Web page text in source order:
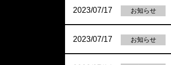
2023/07/17 お知らせ
2023/07/17 お知らせ